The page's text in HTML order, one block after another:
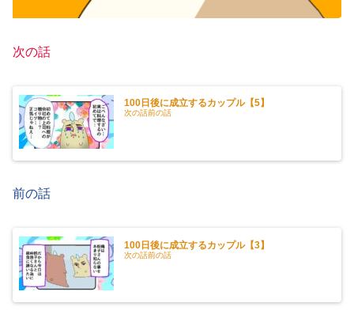
次の話
100日後に成立するカップル【5】
次の話前の話
前の話
100日後に成立するカップル【3】
次の話前の話